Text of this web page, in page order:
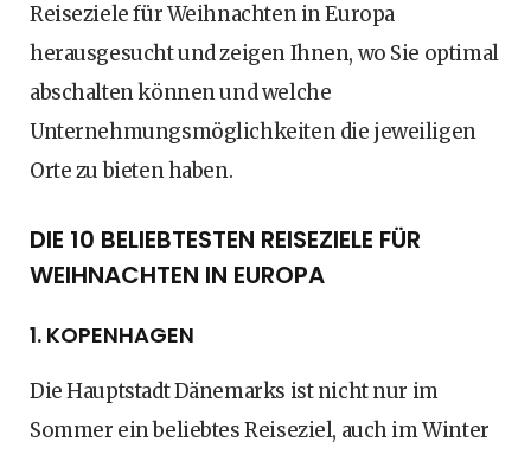
Reiseziele für Weihnachten in Europa
herausgesucht und zeigen Ihnen, wo Sie optimal
abschalten können und welche
Unternehmungsmöglichkeiten die jeweiligen
Orte zu bieten haben.
DIE 10 BELIEBTESTEN REISEZIELE FÜR
WEIHNACHTEN IN EUROPA
1. KOPENHAGEN
Die Hauptstadt Dänemarks ist nicht nur im
Sommer ein beliebtes Reiseziel, auch im Winter